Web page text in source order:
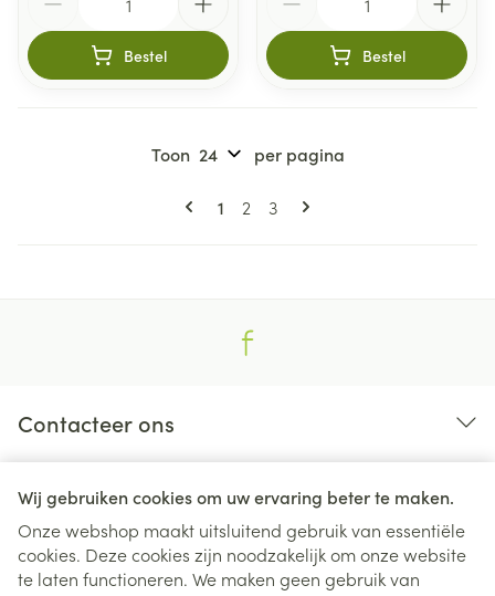
Wij gebruiken cookies om uw ervaring beter te maken.
Onze webshop maakt uitsluitend gebruik van essentiële
cookies. Deze cookies zijn noodzakelijk om onze website
te laten functioneren. We maken geen gebruik van
Bestel Bestel
Pagina's
U lees momenteel pagina
1 Pagina
2 Pagina
3
Toon per pagina
Contacteer ons